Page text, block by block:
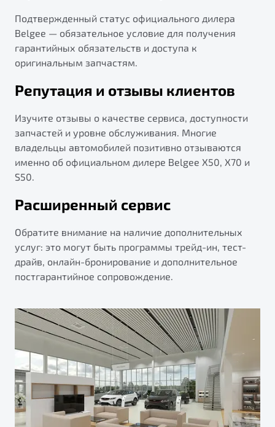
Подтвержденный статус официального дилера
Belgee — обязательное условие для получения
гарантийных обязательств и доступа к
оригинальным запчастям.
Репутация и отзывы клиентов
Изучите отзывы о качестве сервиса, доступности
запчастей и уровне обслуживания. Многие
владельцы автомобилей позитивно отзываются
именно об официальном дилере Belgee X50, X70 и
S50.
Расширенный сервис
Обратите внимание на наличие дополнительных
услуг: это могут быть программы трейд-ин, тест-
драйв, онлайн-бронирование и дополнительное
постгарантийное сопровождение.